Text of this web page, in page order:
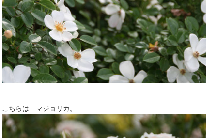
こちらは マジョリカ。